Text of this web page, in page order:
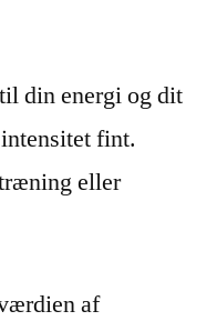
din energi og dit
fint.
eller
af